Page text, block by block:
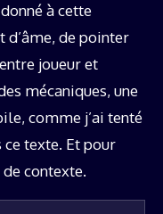
à cette
d’âme, de pointer
joueur et
mécaniques, une
comme j’ai tenté
texte. Et pour
contexte.